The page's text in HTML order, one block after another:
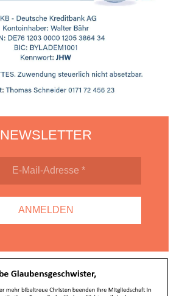
NEWSLETTER